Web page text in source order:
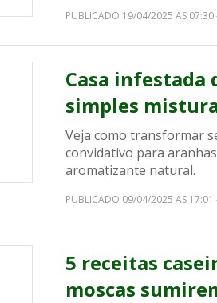
PUBLICADO 19/04/2025 AS 07:30
Casa infestada
simples
Veja como transformar
convidativo para
aromatizante natural.
PUBLICADO 09/04/2025 AS 17:01
5 receitas
moscas